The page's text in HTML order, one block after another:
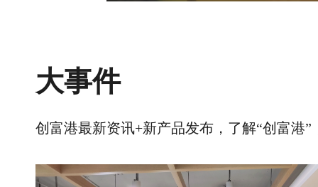
大事件
创富港最新资讯+新产品发布，了解“创富港